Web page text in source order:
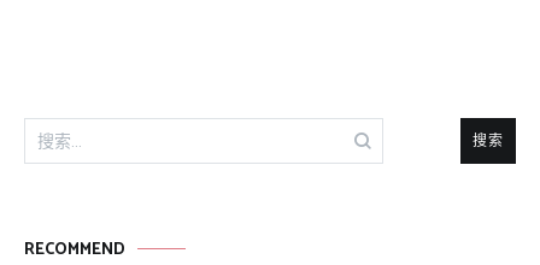
搜
索：
RECOMMEND